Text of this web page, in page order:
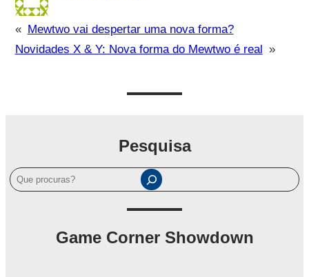
« Mewtwo vai despertar uma nova forma?
Novidades X & Y: Nova forma do Mewtwo é real »
Pesquisa
P
e
Game Corner Showdown